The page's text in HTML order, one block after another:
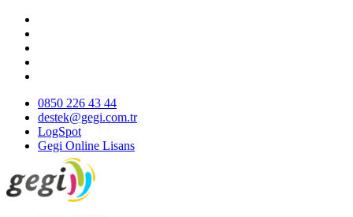
0850 226 43 44
destek@gegi.com.tr
LogSpot
Gegi Online Lisans